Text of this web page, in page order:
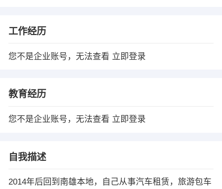
工作经历
您不是企业账号，无法查看 立即登录
教育经历
您不是企业账号，无法查看 立即登录
自我描述
2014年后回到南雄本地，自己从事汽车租赁，旅游包车